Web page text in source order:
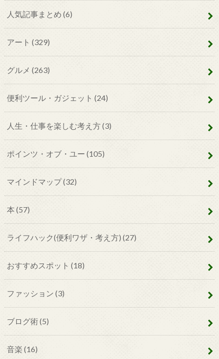
人気記事まとめ (6)
アート (329)
グルメ (263)
便利ツール・ガジェット (24)
人生・仕事を楽しむ考え方(3)
ポインツ・オブ・ユー (105)
マインドマップ(32)
本 (57)
ライフハック(便利ワザ・考え方) (27)
おすすめスポット (18)
ファッション (3)
ブログ術(5)
音楽 (16)